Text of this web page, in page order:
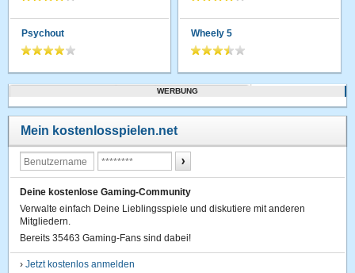
Psychout Wheely 5
WERBUNG
Mein kostenlosspielen.net
Deine kostenlose Gaming-Community
Verwalte einfach Deine Lieblingsspiele und diskutiere mit anderen
Mitgliedern.
Bereits 35463 Gaming-Fans sind dabei!
›Jetzt kostenlos anmelden